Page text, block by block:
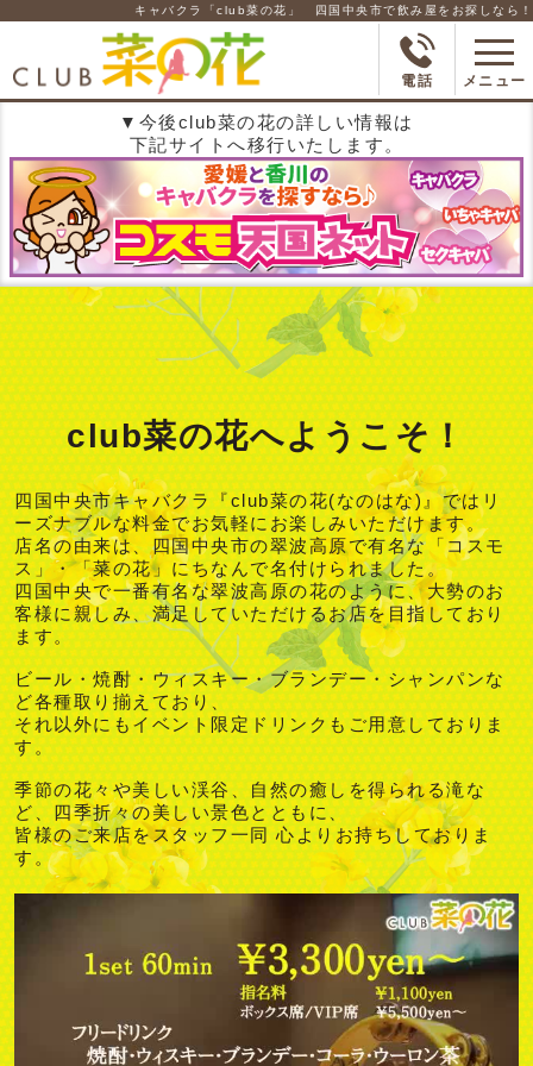
キャバクラ「club菜の花」 四国中央市で飲み屋をお探しなら！是
電話 メニュー
▼今後club菜の花の詳しい情報は
下記サイトへ移行いたします。
club菜の花へようこそ！
四国中央市キャバクラ『club菜の花(なのはな)』ではリ
ーズナブルな料金でお気軽にお楽しみいただけます。
店名の由来は、四国中央市の翠波高原で有名な「コスモ
ス」・「菜の花」にちなんで名付けられました。
四国中央で一番有名な翠波高原の花のように、大勢のお
客様に親しみ、満足していただけるお店を目指しており
ます。
ビール・焼酎・ウィスキー・ブランデー・シャンパンな
ど各種取り揃えており、
それ以外にもイベント限定ドリンクもご用意しておりま
す。
季節の花々や美しい渓谷、自然の癒しを得られる滝な
ど、四季折々の美しい景色とともに、
皆様のご来店をスタッフ一同 心よりお持ちしておりま
す。